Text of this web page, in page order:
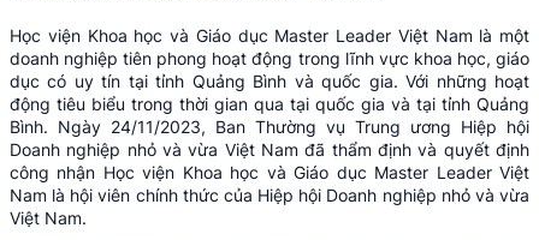
Học viện Khoa học và Giáo dục Master Leader Việt Nam là một
doanh nghiệp tiên phong hoạt động trong lĩnh vực khoa học, giáo
dục có uy tín tại tỉnh Quảng Bình và quốc gia. Với những hoạt
động tiêu biểu trong thời gian qua tại quốc gia và tại tỉnh Quảng
Bình. Ngày 24/11/2023, Ban Thường vụ Trung ương Hiệp hội
Doanh nghiệp nhỏ và vừa Việt Nam đã thẩm định và quyết định
công nhận Học viện Khoa học và Giáo dục Master Leader Việt
Nam là hội viên chính thức của Hiệp hội Doanh nghiệp nhỏ và vừa
Việt Nam.